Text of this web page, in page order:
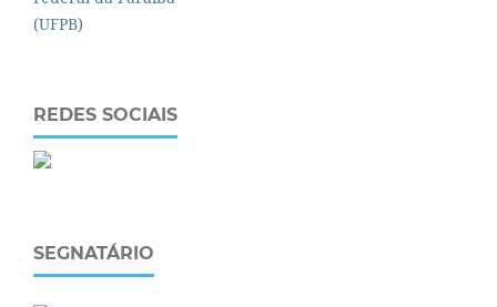
REDES SOCIAIS
SEGNATÁRIO